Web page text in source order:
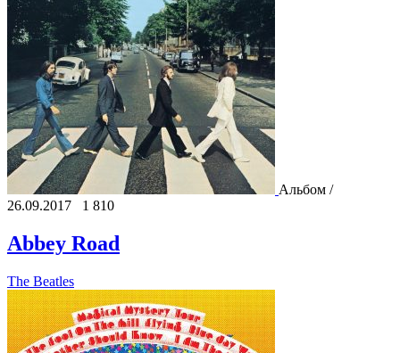
Альбом /
26.09.2017
1 810
Abbey Road
The Beatles